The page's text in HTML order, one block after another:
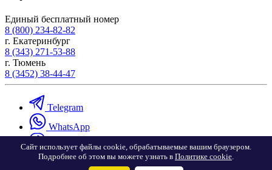
Единый бесплатный номер
8 (800) 234-82-82
г. Екатеринбург
8 (343) 271-53-88
г. Тюмень
8 (3452) 38-44-47
Telegram
WhatsApp
Viber
VK
Сайт использует файлы cookie, обрабатываемые вашим браузером.
Подробнее об этом вы можете узнать в Политике cookie.